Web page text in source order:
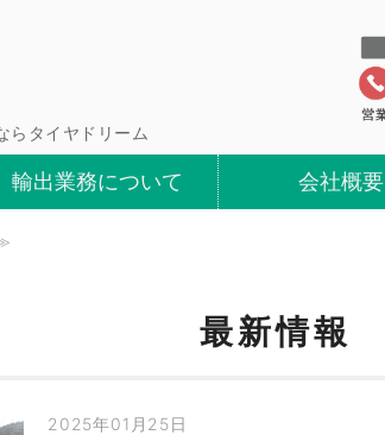
らタイヤドリーム
輸出業務について 会社概要
最新情報
2025年01月25日